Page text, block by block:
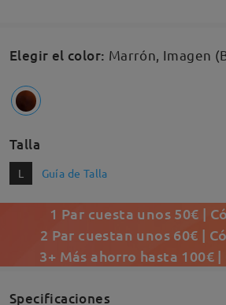
Elegir el color: Marrón, Imagen
Talla
L Guía de Talla
1 Par cuesta unos 50€ |
2 Par cuestan unos 60€ |
3+ Más ahorro hasta 100€
Specificaciones